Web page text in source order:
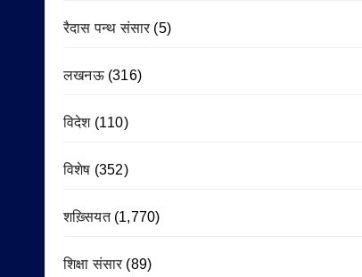
रैदास पन्थ संसार (5)
लखनऊ(316)
विदेश(110)
विशेष (352)
शख़्सियत(1,770)
शिक्षा संसार (89)